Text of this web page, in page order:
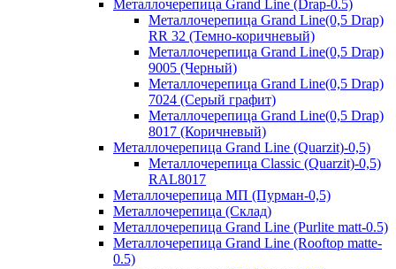
Металлочерепица Grand Line (Drap-0.5)
Металлочерепица Grand Line(0,5 Drap)
RR 32 (Темно-коричневый)
Металлочерепица Grand Line(0,5 Drap)
9005 (Черный)
Металлочерепица Grand Line(0,5 Drap)
7024 (Серый графит)
Металлочерепица Grand Line(0,5 Drap)
8017 (Коричневый)
Металлочерепица Grand Line (Quarzit)-0,5)
Металлочерепица Classic (Quarzit)-0,5)
RAL8017
Металлочерепица МП (Пурман-0,5)
Металлочерепица (Склад)
Металлочерепица Grand Line (Purlite matt-0.5)
Металлочерепица Grand Line (Rooftop matte-
0.5)